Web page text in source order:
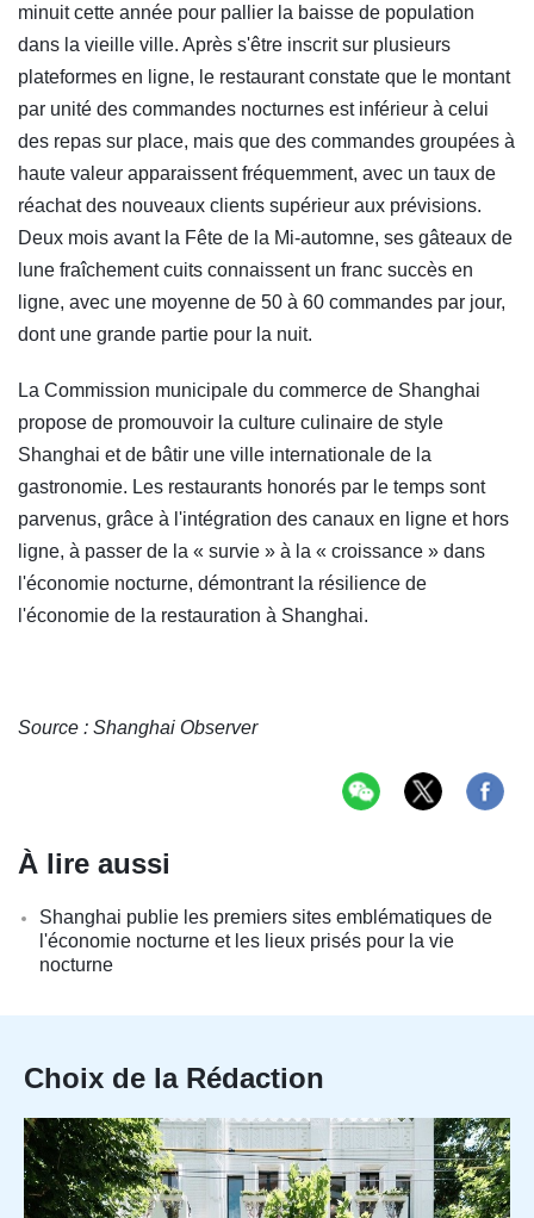
minuit cette année pour pallier la baisse de population
dans la vieille ville. Après s'être inscrit sur plusieurs
plateformes en ligne, le restaurant constate que le montant
par unité des commandes nocturnes est inférieur à celui
des repas sur place, mais que des commandes groupées à
haute valeur apparaissent fréquemment, avec un taux de
réachat des nouveaux clients supérieur aux prévisions.
Deux mois avant la Fête de la Mi-automne, ses gâteaux de
lune fraîchement cuits connaissent un franc succès en
ligne, avec une moyenne de 50 à 60 commandes par jour,
dont une grande partie pour la nuit.
La Commission municipale du commerce de Shanghai
propose de promouvoir la culture culinaire de style
Shanghai et de bâtir une ville internationale de la
gastronomie. Les restaurants honorés par le temps sont
parvenus, grâce à l'intégration des canaux en ligne et hors
ligne, à passer de la « survie » à la « croissance » dans
l'économie nocturne, démontrant la résilience de
l'économie de la restauration à Shanghai.
Source : Shanghai Observer
À lire aussi
Shanghai publie les premiers sites emblématiques de
l'économie nocturne et les lieux prisés pour la vie
nocturne
Choix de la Rédaction